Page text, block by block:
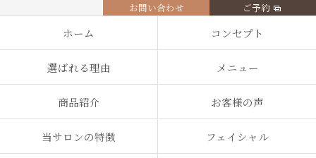
お問い合わせ ご予約
ホーム コンセプト
選ばれる理由 メニュー
商品紹介 お客様の声
当サロンの特徴 フェイシャル